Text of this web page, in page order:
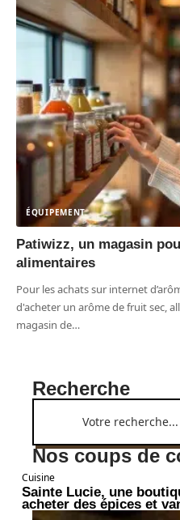
ÉQUIPEMENT
Patiwizz, un magasin
alimentaires
Pour les achats sur internet
d'acheter un arôme de fruit sec,
magasin de…
Recherche
Nos coups de
Cuisine
Sainte Lucie, une
acheter des épices et